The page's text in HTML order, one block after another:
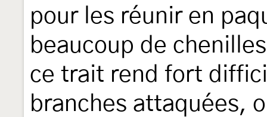
pour les réunir en
beaucoup de
ce trait rend fort
branches attaquées,